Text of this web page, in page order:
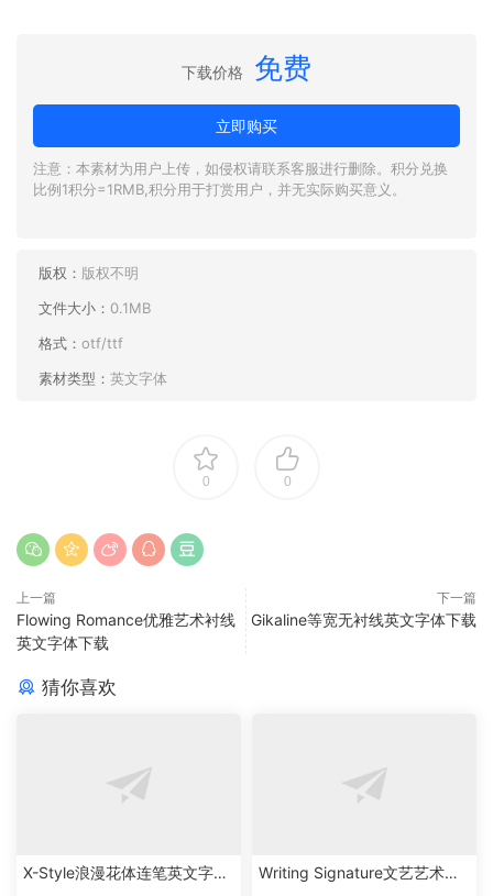
下载价格 免费
立即购买
注意：本素材为用户上传，如侵权请联系客服进行删除。积分兑换
比例1积分=1RMB,积分用于打赏用户，并无实际购买意义。
版权： 版权不明
文件大小： 0.1MB
格式： otf/ttf
素材类型： 英文字体
0 0
上一篇
Flowing Romance优雅艺术衬线
英文字体下载
下一篇
Gikaline等宽无衬线英文字体下载
猜你喜欢
X-Style浪漫花体连笔英文字体
Writing Signature文艺艺术花